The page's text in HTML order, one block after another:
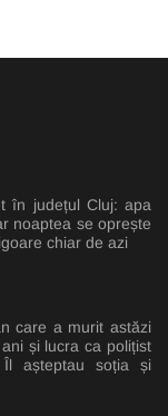
în județul Cluj: apa
noaptea se oprește
chiar de azi
care a murit astăzi
și lucra ca polițist
Îl așteptau soția și